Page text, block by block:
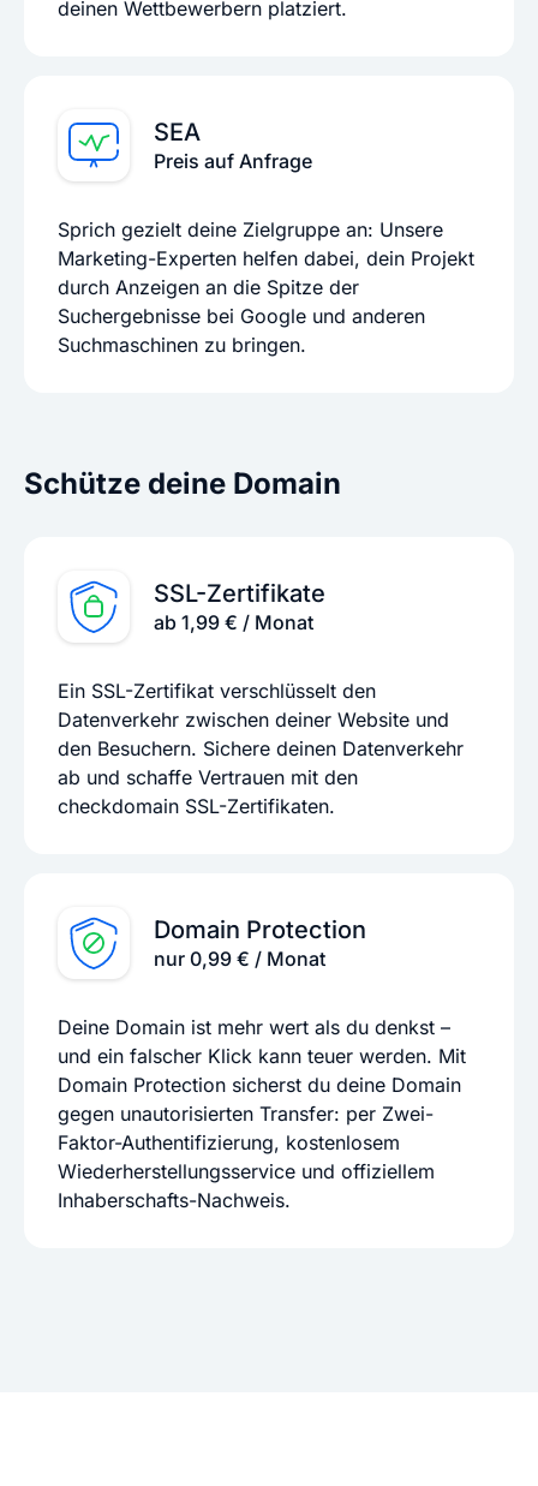
deinen Wettbewerbern platziert.
SEA
Preis auf Anfrage
Sprich gezielt deine Zielgruppe an: Unsere
Marketing-Experten helfen dabei, dein Projekt
durch Anzeigen an die Spitze der
Suchergebnisse bei Google und anderen
Suchmaschinen zu bringen.
Schütze deine Domain
SSL-Zertifikate
ab 1,99 € / Monat
Ein SSL-Zertifikat verschlüsselt den
Datenverkehr zwischen deiner Website und
den Besuchern. Sichere deinen Datenverkehr
ab und schaffe Vertrauen mit den
checkdomain SSL-Zertifikaten.
Domain Protection
nur 0,99 € / Monat
Deine Domain ist mehr wert als du denkst –
und ein falscher Klick kann teuer werden. Mit
Domain Protection sicherst du deine Domain
gegen unautorisierten Transfer: per Zwei-
Faktor-Authentifizierung, kostenlosem
Wiederherstellungsservice und offiziellem
Inhaberschafts-Nachweis.